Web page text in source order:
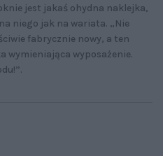
jest jakaś ohydna naklejka,
niego jak na wariata. „Nie
fabrycznie nowy, a ten
wymieniająca wyposażenie.